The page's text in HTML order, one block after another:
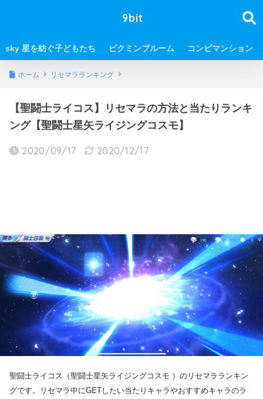
9bit
sky 星を紡ぐ子どもたち ピクミンブルーム コンビマンション
ホーム リセマラランキング
【聖闘士ライコス】リセマラの方法と当たりランキ
ング【聖闘士星矢ライジングコスモ】
2020/09/17 2020/12/17
聖闘士ライコス（聖闘士星矢ライジングコスモ ）のリセマラランキン
グです。リセマラ中にGETしたい当たりキャラやおすすめキャラのラ